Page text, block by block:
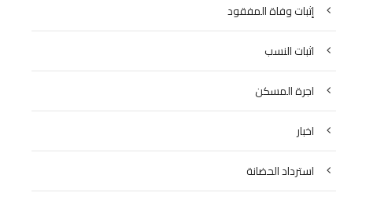
إثبات وفاة المفقود
اثبات النسب
اجرة المسكن
اخبار
استرداد الحضانة